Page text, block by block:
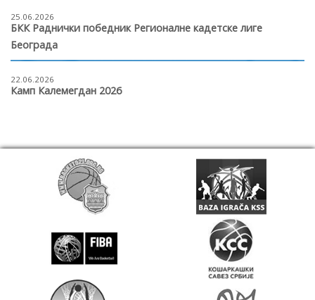
25.06.2026
БКК Раднички победник Регионалне кадетске лиге
Београда
22.06.2026
Камп Калемегдан 2026